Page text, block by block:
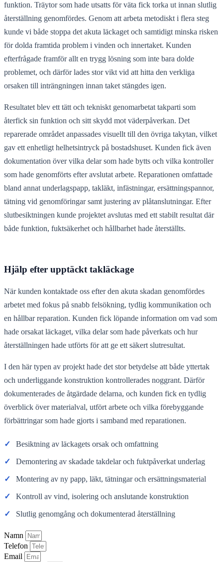
funktion. Träytor som hade utsatts för väta fick torka ut innan slutlig
återställning genomfördes. Genom att arbeta metodiskt i flera steg
kunde vi både stoppa det akuta läckaget och samtidigt minska risken
för dolda framtida problem i vinden och innertaket. Kunden
efterfrågade framför allt en trygg lösning som inte bara dolde
problemet, och därför lades stor vikt vid att hitta den verkliga
orsaken till inträngningen innan taket stängdes igen.
Resultatet blev ett tätt och tekniskt genomarbetat takparti som
återfick sin funktion och sitt skydd mot väderpåverkan. Det
reparerade området anpassades visuellt till den övriga takytan, vilket
gav ett enhetligt helhetsintryck på bostadshuset. Kunden fick även
dokumentation över vilka delar som hade bytts och vilka kontroller
som hade genomförts efter avslutat arbete. Reparationen omfattade
bland annat underlagspapp, takläkt, infästningar, ersättningspannor,
tätning vid genomföringar samt justering av plåtanslutningar. Efter
slutbesiktningen kunde projektet avslutas med ett stabilt resultat där
både funktion, fuktsäkerhet och hållbarhet hade återställts.
Hjälp efter upptäckt takläckage
När kunden kontaktade oss efter den akuta skadan genomfördes
arbetet med fokus på snabb felsökning, tydlig kommunikation och
en hållbar reparation. Kunden fick löpande information om vad som
hade orsakat läckaget, vilka delar som hade påverkats och hur
återställningen hade utförts för att ge ett säkert slutresultat.
I den här typen av projekt hade det stor betydelse att både yttertak
och underliggande konstruktion kontrollerades noggrant. Därför
dokumenterades de åtgärdade delarna, och kunden fick en tydlig
överblick över materialval, utfört arbete och vilka förebyggande
förbättringar som hade gjorts i samband med reparationen.
✓ Besiktning av läckagets orsak och omfattning
✓ Demontering av skadade takdelar och fuktpåverkat underlag
✓ Montering av ny papp, läkt, tätningar och ersättningsmaterial
✓ Kontroll av vind, isolering och anslutande konstruktion
✓ Slutlig genomgång och dokumenterad återställning
Namn
Telefon
Email